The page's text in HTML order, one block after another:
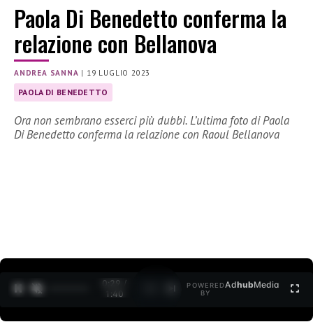
Paola Di Benedetto conferma la
relazione con Bellanova
ANDREA SANNA | 19 LUGLIO 2023
PAOLA DI BENEDETTO
Ora non sembrano esserci più dubbi. L’ultima foto di Paola
Di Benedetto conferma la relazione con Raoul Bellanova
0:30 /
1:40
POWERED
BY
AdhubMedia